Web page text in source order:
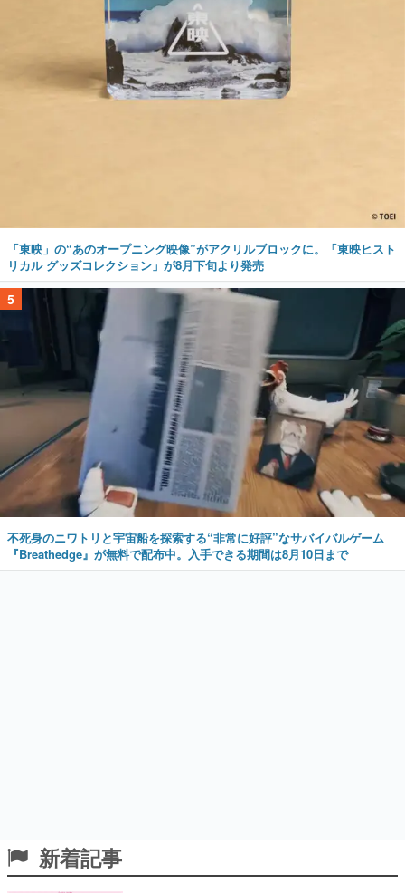
「東映」の“あのオープニング映像”がアクリルブロックに。「東映ヒスト
リカル グッズコレクション」が8月下旬より発売
5
不死身のニワトリと宇宙船を探索する“非常に好評”なサバイバルゲーム
『Breathedge』が無料で配布中。入手できる期間は8月10日まで
新着記事